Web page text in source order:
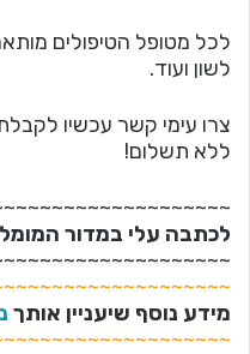
לכל מטופל הטיפולים
לשון ועוד.
צרו עימי קשר עכשיו
ללא תשלום!
לכתבה עלי במדור
מידע נוסף שיעניין אותך